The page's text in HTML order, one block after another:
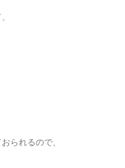
られるので、